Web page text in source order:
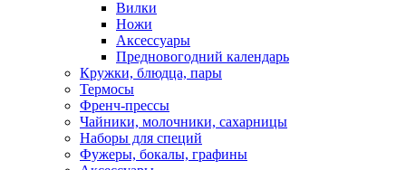
Вилки
Ножи
Аксессуары
Предновогодний календарь
Кружки, блюдца, пары
Термосы
Френч-прессы
Чайники, молочники, сахарницы
Наборы для специй
Фужеры, бокалы, графины